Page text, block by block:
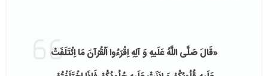
«قَالَ صَلَّى اللَّهُ عَلَیهِ وَ آلِهِ اِقْرَءُوا اَلْقُرْآنَ مَا اِئْتَلَفَتْ